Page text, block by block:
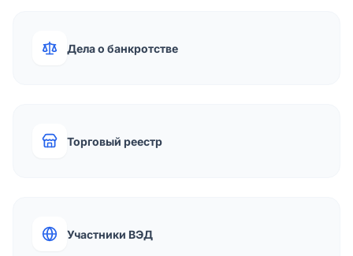
Дела о банкротстве
Торговый реестр
Участники ВЭД